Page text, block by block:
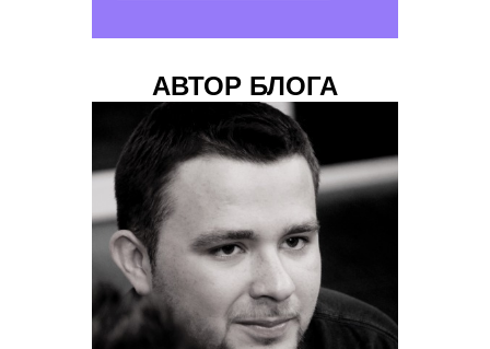
АВТОР БЛОГА